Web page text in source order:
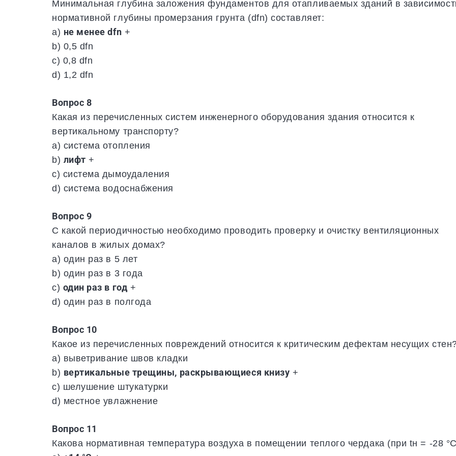
Минимальная глубина заложения фундаментов для отапливаемых зданий в
нормативной глубины промерзания грунта (dfn) составляет:
a) не менее dfn +
b) 0,5 dfn
c) 0,8 dfn
d) 1,2 dfn
Вопрос 8
Какая из перечисленных систем инженерного оборудования здания относится к
вертикальному транспорту?
a) система отопления
b) лифт +
c) система дымоудаления
d) система водоснабжения
Вопрос 9
С какой периодичностью необходимо проводить проверку и очистку вентиляционных
каналов в жилых домах?
a) один раз в 5 лет
b) один раз в 3 года
c) один раз в год +
d) один раз в полгода
Вопрос 10
Какое из перечисленных повреждений относится к критическим дефектам несущих
a) выветривание швов кладки
b) вертикальные трещины, раскрывающиеся книзу +
c) шелушение штукатурки
d) местное увлажнение
Вопрос 11
Какова нормативная температура воздуха в помещении теплого чердака (при tн = -28